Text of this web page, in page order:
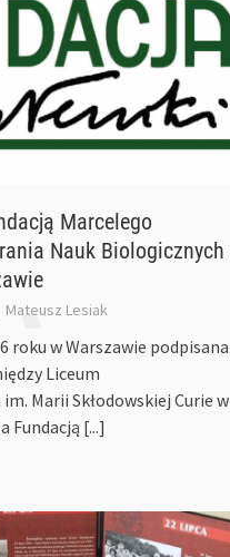
Marcelego
Nauk Biologicznych
Mateusz Lesiak
roku w Warszawie podpisana
Liceum
Marii Skłodowskiej Curie w
Fundacją [...]